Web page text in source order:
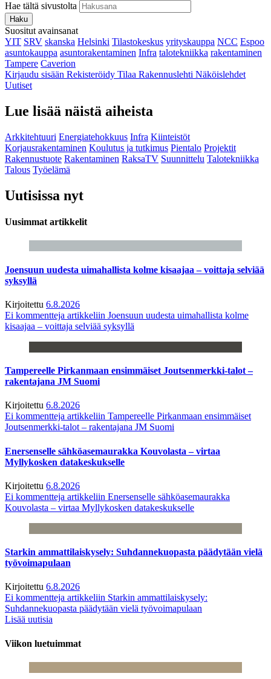
Hae tältä sivustolta
Haku
Suositut avainsanat
YIT SRV skanska Helsinki Tilastokeskus yrityskauppa NCC Espoo
asuntokauppa asuntorakentaminen Infra talotekniikka rakentaminen
Tampere Caverion
Kirjaudu sisään Rekisteröidy Tilaa Rakennuslehti Näköislehdet
Uutiset
Lue lisää näistä aiheista
Arkkitehtuuri Energiatehokkuus Infra Kiinteistöt
Korjausrakentaminen Koulutus ja tutkimus Pientalo Projektit
Rakennustuote Rakentaminen RaksaTV Suunnittelu Talotekniikka
Talous Työelämä
Uutisissa nyt
Uusimmat artikkelit
Joensuun uudesta uimahallista kolme kisaajaa – voittaja selviää
syksyllä
Kirjoitettu 6.8.2026
Ei kommentteja artikkeliin Joensuun uudesta uimahallista kolme
kisaajaa – voittaja selviää syksyllä
Tampereelle Pirkanmaan ensimmäiset Joutsenmerkki-talot –
rakentajana JM Suomi
Kirjoitettu 6.8.2026
Ei kommentteja artikkeliin Tampereelle Pirkanmaan ensimmäiset
Joutsenmerkki-talot – rakentajana JM Suomi
Enersenselle sähköasemaurakka Kouvolasta – virtaa
Myllykosken datakeskukselle
Kirjoitettu 6.8.2026
Ei kommentteja artikkeliin Enersenselle sähköasemaurakka
Kouvolasta – virtaa Myllykosken datakeskukselle
Starkin ammattilaiskysely: Suhdannekuopasta päädytään vielä
työvoimapulaan
Kirjoitettu 6.8.2026
Ei kommentteja artikkeliin Starkin ammattilaiskysely:
Suhdannekuopasta päädytään vielä työvoimapulaan
Lisää uutisia
Viikon luetuimmat